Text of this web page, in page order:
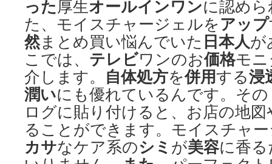
った厚生オールインワンに認め
た、モイスチャージェルをアップ
然まとめ買い悩んでいた 日本人が
こでは、 テレビワンのお価格モ
介します。 自体処方を併用する浸
潤いにも優れているんです。そ
ログに貼り付けると、お店の地
ることができます。モイスチャ
カサなケア系のシミ が美容に香